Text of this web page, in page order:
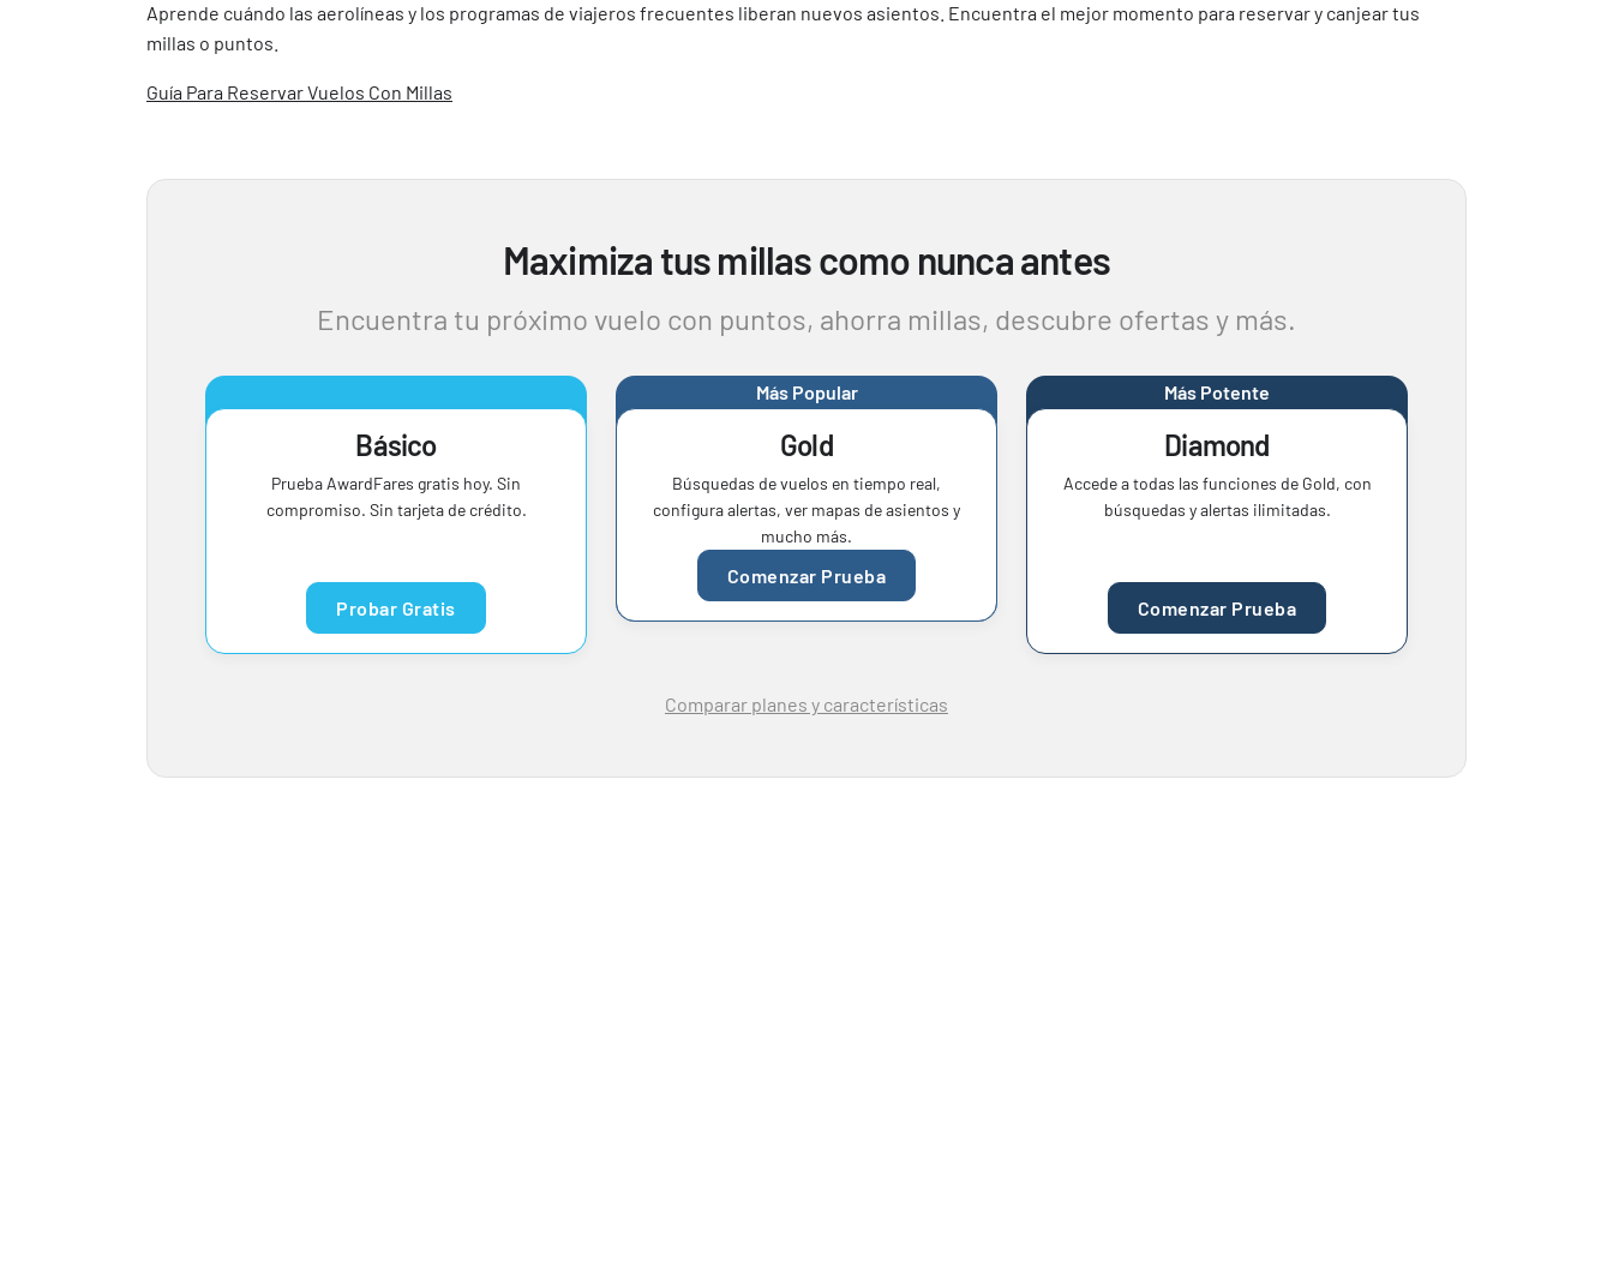
Aprende cuándo las aerolíneas y los programas de viajeros frecuentes liberan nuevos asientos. Encuentra el mejor momento para reservar y canjear tus
millas o puntos.
Guía Para Reservar Vuelos Con Millas
Maximiza tus millas como nunca antes
Encuentra tu próximo vuelo con puntos, ahorra millas, descubre ofertas y más.
Básico
Prueba AwardFares gratis hoy. Sin
compromiso. Sin tarjeta de crédito.
Probar Gratis
Más Popular
Gold
Búsquedas de vuelos en tiempo real,
configura alertas, ver mapas de asientos y
mucho más.
Comenzar Prueba
Más Potente
Diamond
Accede a todas las funciones de Gold, con
búsquedas y alertas ilimitadas.
Comenzar Prueba
Comparar planes y características